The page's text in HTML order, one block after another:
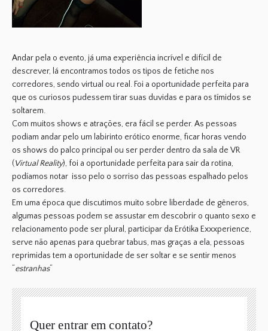
Andar pela o evento, já uma experiência incrível e difícil de
descrever, lá encontramos todos os tipos de fetiche nos
corredores, sendo virtual ou real. Foi a oportunidade perfeita para
que os curiosos pudessem tirar suas duvidas e para ostímidos se
soltarem.
Com muitos shows e atrações, era fácil se perder. As pessoas
podiam andar pelo um labirinto erótico enorme, ficar horas vendo
os shows do palco principal ou ser perder dentro da sala de VR
(Virtual Reality), foi a oportunidade perfeita para sair da rotina,
podíamos notar isso pelo o sorriso das pessoas espalhado pelos
os corredores.
Em uma época que discutimos muito sobre liberdade de gêneros,
algumas pessoas podem se assustar em descobrir o quanto sexo e
relacionamento pode serplural, participar da Erótika Exxxperience,
serve não apenas para quebrar tabus, mas graças a ela, pessoas
reprimidas tem a oportunidade de ser soltar e se sentir menos
“estranhas“
Quer entrar em contato?